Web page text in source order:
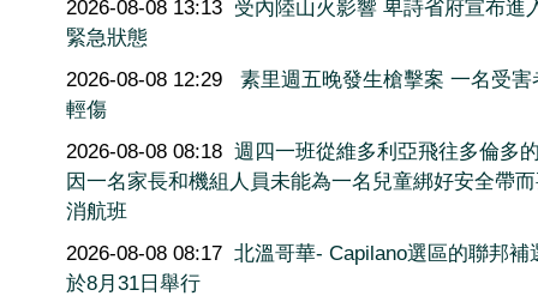
2026-08-08 13:13 受內陸山火影響 卑詩省府宣布進
緊急狀態
2026-08-08 12:29
素里週五晚發生槍擊案 一名受害
輕傷
2026-08-08 08:18 週四一班從維多利亞飛往多倫多
因一名家長和機組人員未能為一名兒童綁好安全帶
消航班
2026-08-08 08:17 北溫哥華- Capilano選區的聯邦補
於8月31日舉行